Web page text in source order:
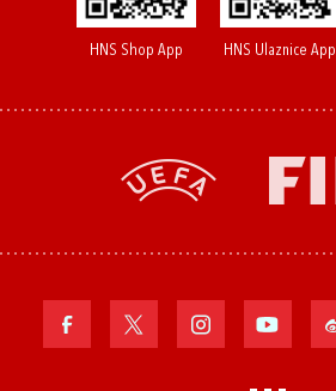
HNS Shop App HNS Ulaznice App